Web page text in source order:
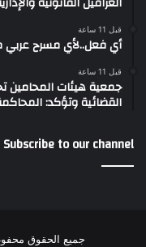
قبل 11 ساعة
أي فعل..لأي مسرح
قبل 11 ساعة
جمعية هيئات المحامين
القضائية وتؤكد:
Subscribe to our channel
جميع الحقوق محفوظة